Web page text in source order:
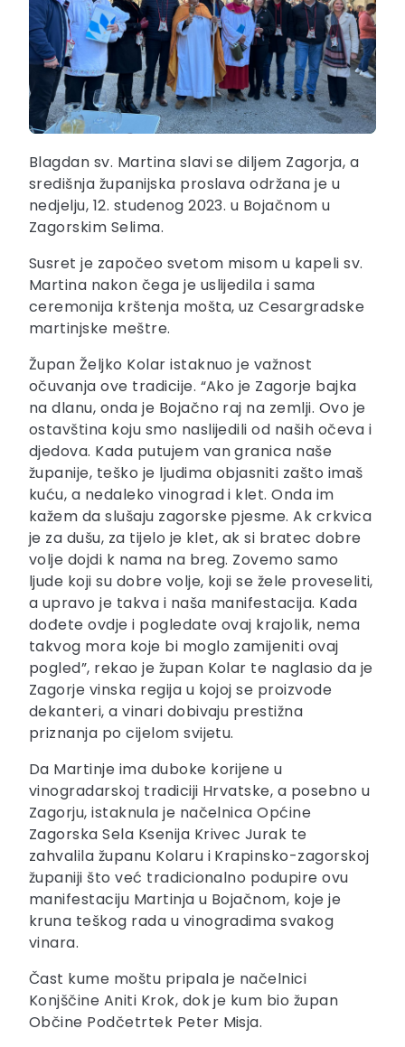
Blagdan sv. Martina slavi se diljem Zagorja, a
središnja županijska proslava održana je u
nedjelju, 12. studenog 2023. u Bojačnom u
Zagorskim Selima.
Susret je započeo svetom misom u kapeli sv.
Martina nakon čega je uslijedila i sama
ceremonija krštenja mošta, uz Cesargradske
martinjske meštre.
Župan Željko Kolar istaknuo je važnost
očuvanja ove tradicije. “Ako je Zagorje bajka
na dlanu, onda je Bojačno raj na zemlji. Ovo je
ostavština koju smo naslijedili od naših očeva i
djedova. Kada putujem van granica naše
županije, teško je ljudima objasniti zašto imaš
kuću, a nedaleko vinograd i klet. Onda im
kažem da slušaju zagorske pjesme. Ak crkvica
je za dušu, za tijelo je klet, ak si bratec dobre
volje dojdi k nama na breg. Zovemo samo
ljude koji su dobre volje, koji se žele proveseliti,
a upravo je takva i naša manifestacija. Kada
dođete ovdje i pogledate ovaj krajolik, nema
takvog mora koje bi moglo zamijeniti ovaj
pogled”, rekao je župan Kolar te naglasio da je
Zagorje vinska regija u kojoj se proizvode
dekanteri, a vinari dobivaju prestižna
priznanja po cijelom svijetu.
Da Martinje ima duboke korijene u
vinogradarskoj tradiciji Hrvatske, a posebno u
Zagorju, istaknula je načelnica Općine
Zagorska Sela Ksenija Krivec Jurak te
zahvalila županu Kolaru i Krapinsko-zagorskoj
županiji što već tradicionalno podupire ovu
manifestaciju Martinja u Bojačnom, koje je
kruna teškog rada u vinogradima svakog
vinara.
Čast kume moštu pripala je načelnici
Konjščine Aniti Krok, dok je kum bio župan
Občine Podčetrtek Peter Misja.